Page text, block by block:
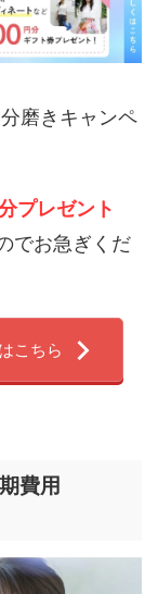
磨きキャンペ
プレゼント
でお急ぎくだ
こちら
費用